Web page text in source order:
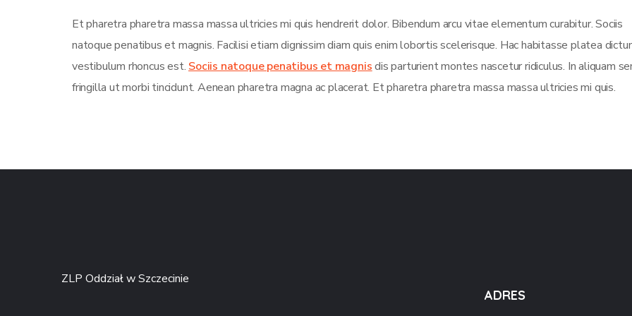
Et pharetra pharetra massa massa ultricies mi quis hendrerit dolor. Bibendum arcu vitae elementum curabitur. Sociis
natoque penatibus et magnis. Facilisi etiam dignissim diam quis enim lobortis scelerisque. Hac habitasse platea
vestibulum rhoncus est. Sociis natoque penatibus et magnisdis parturient montes nascetur ridiculus. In aliquam
fringilla ut morbi tincidunt. Aenean pharetra magna ac placerat. Et pharetra pharetra massa massa ultricies mi quis.
ZLP Oddział w Szczecinie
ADRES